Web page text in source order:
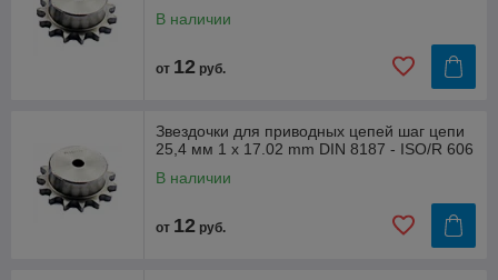
В наличии
от 12 руб.
Звездочки для приводных цепей шаг цепи
25,4 мм 1 x 17.02 mm DIN 8187 - ISO/R 606
В наличии
от 12 руб.